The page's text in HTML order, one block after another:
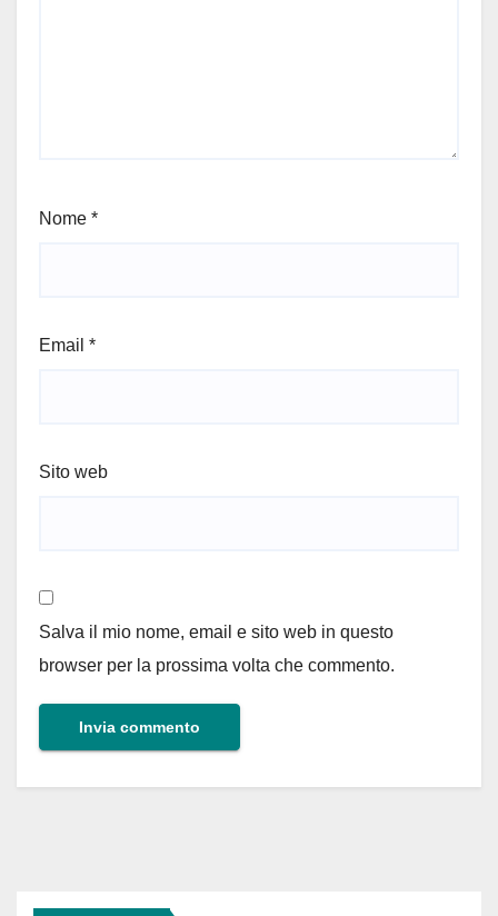
Nome *
Email *
Sito web
Salva il mio nome, email e sito web in questo
browser per la prossima volta che commento.